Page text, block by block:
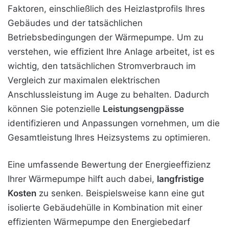
Faktoren, einschließlich des Heizlastprofils Ihres
Gebäudes und der tatsächlichen
Betriebsbedingungen der Wärmepumpe. Um zu
verstehen, wie effizient Ihre Anlage arbeitet, ist es
wichtig, den tatsächlichen Stromverbrauch im
Vergleich zur maximalen elektrischen
Anschlussleistung im Auge zu behalten. Dadurch
können Sie potenzielle Leistungsengpässe
identifizieren und Anpassungen vornehmen, um die
Gesamtleistung Ihres Heizsystems zu optimieren.
Eine umfassende Bewertung der Energieeffizienz
Ihrer Wärmepumpe hilft auch dabei, langfristige
Kosten zu senken. Beispielsweise kann eine gut
isolierte Gebäudehülle in Kombination mit einer
effizienten Wärmepumpe den Energiebedarf